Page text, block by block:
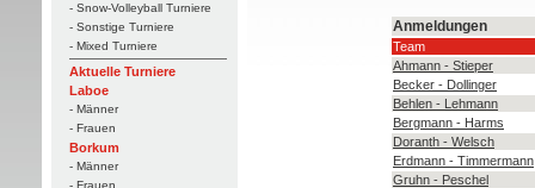
- Snow-Volleyball Turniere
- Sonstige Turniere
- Mixed Turniere
Aktuelle Turniere
Laboe
- Männer
- Frauen
Borkum
- Männer
- Frauen
Anmeldungen
Team
Ahmann - Stieper
Becker - Dollinger
Behlen - Lehmann
Bergmann - Harms
Doranth - Welsch
Erdmann - Timmermann
Gruhn - Peschel